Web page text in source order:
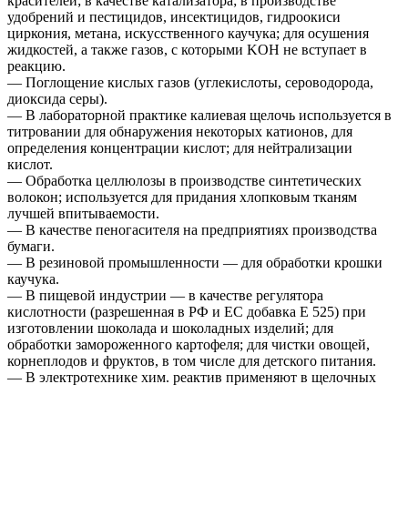
удобрений и пестицидов, инсектицидов, гидроокиси
циркония, метана, искусственного каучука; для осушения
жидкостей, а также газов, с которыми KOH не вступает в
реакцию.
— Поглощение кислых газов (углекислоты, сероводорода,
диоксида серы).
— В лабораторной практике калиевая щелочь используется в
титровании для обнаружения некоторых катионов, для
определения концентрации кислот; для нейтрализации
кислот.
— Обработка целлюлозы в производстве синтетических
волокон; используется для придания хлопковым тканям
лучшей впитываемости.
— В качестве пеногасителя на предприятиях производства
бумаги.
— В резиновой промышленности — для обработки крошки
каучука.
— В пищевой индустрии — в качестве регулятора
кислотности (разрешенная в РФ и ЕС добавка Е 525) при
изготовлении шоколада и шоколадных изделий; для
обработки замороженного картофеля; для чистки овощей,
корнеплодов и фруктов, в том числе для детского питания.
— В электротехнике хим. реактив применяют в щелочных